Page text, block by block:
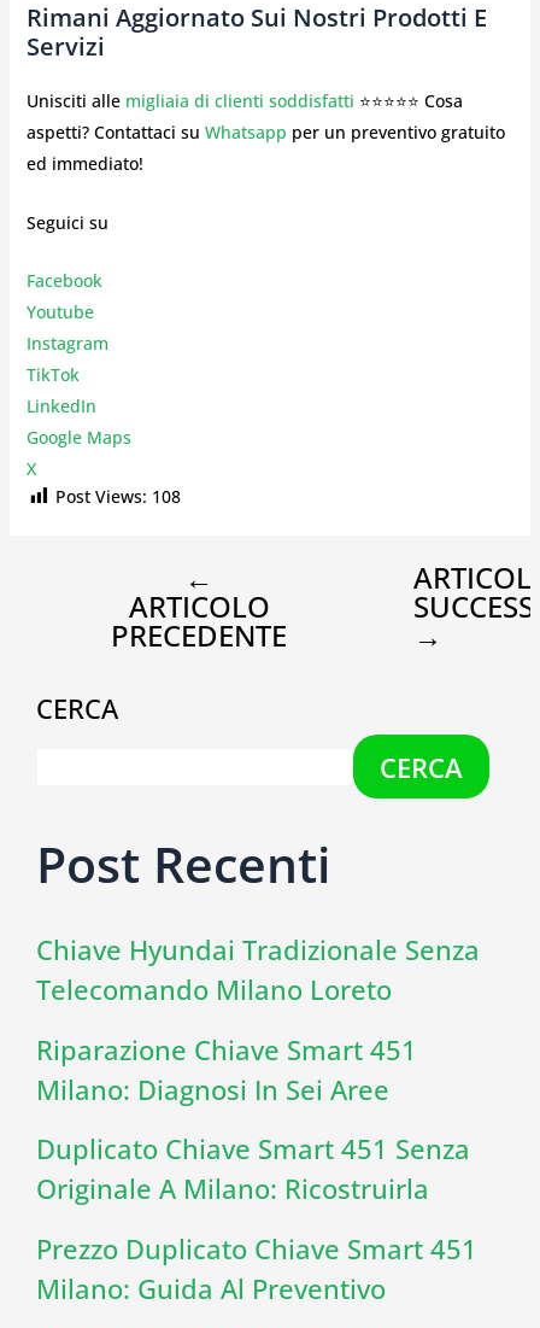
Rimani Aggiornato Sui Nostri Prodotti E
Servizi
Unisciti alle migliaia di clienti soddisfatti ⭐⭐⭐⭐⭐ Cosa
aspetti? Contattaci su Whatsapp per un preventivo gratuito
ed immediato!
Seguici su
Facebook
Youtube
Instagram
TikTok
LinkedIn
Google Maps
X
Post Views: 108
←
ARTICOLO
PRECEDENTE →
CERCA
CERCA
Post Recenti
Chiave Hyundai Tradizionale Senza
Telecomando Milano Loreto
Riparazione Chiave Smart 451
Milano: Diagnosi In Sei Aree
Duplicato Chiave Smart 451 Senza
Originale A Milano: Ricostruirla
Prezzo Duplicato Chiave Smart 451
Milano: Guida Al Preventivo